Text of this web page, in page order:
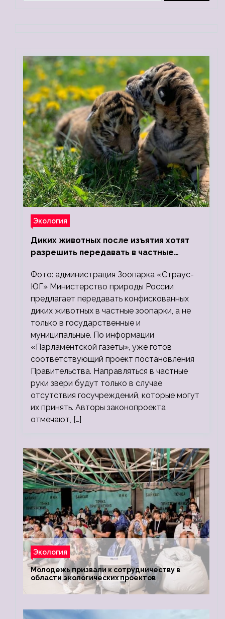
Экология
Диких животных после изъятия хотят
разрешить передавать в частные
Фото: администрация Зоопарка «Страус-
ЮГ» Министерство природы России
предлагает передавать конфискованных
диких животных в частные зоопарки, а не
только в государственные и
муниципальные. По информации
«Парламентской газеты», уже готов
соответствующий проект постановления
Правительства. Направляться в частные
руки звери будут только в случае
отсутствия госучреждений, которые могут
их принять. Авторы законопроекта
отмечают, […]
Экология
Молодежь призвали к сотрудничеству в
области экологических проектов